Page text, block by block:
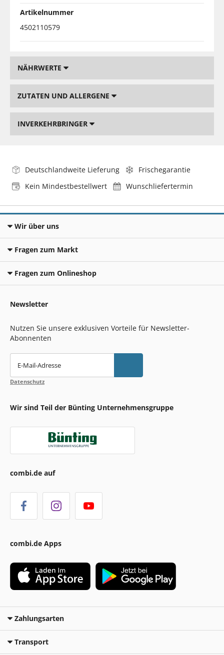
Artikelnummer
4502110579
NÄHRWERTE
ZUTATEN UND ALLERGENE
INVERKEHRBRINGER
Deutschlandweite Lieferung
Frischegarantie
Kein Mindestbestellwert
Wunschliefertermin
Wir über uns
Fragen zum Markt
Fragen zum Onlineshop
Newsletter
Nutzen Sie unsere exklusiven Vorteile für Newsletter-
Abonnenten
E-Mail-Adresse
Datenschutz
Wir sind Teil der Bünting Unternehmensgruppe
combi.de auf
combi.de Apps
Zahlungsarten
Transport